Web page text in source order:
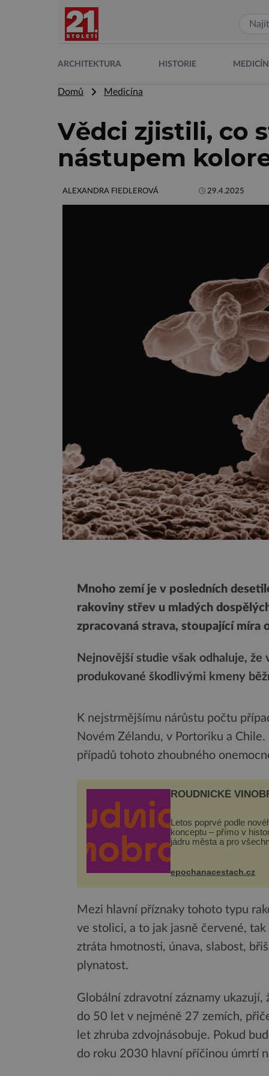
ARCHITEKTURA HISTORIE
Domů Medicína
Vědci zjistili, co
nástupem
ALEXANDRA FIEDLEROVÁ 29.4.2025
Mnoho zemí je v posledních
rakoviny střev u mladých
zpracovaná strava, stoupající míra
Nejnovější studie však odhaluje,
produkované škodlivými kmeny
K nejstrmějšímu nárůstu počtu
Novém Zélandu, v Portoriku a
případů tohoto zhoubného
ROUDNICKÉ
Letos poprvé podle
konceptu – přímo v
jádru města a pro
Husově náměstí.
se mohou těšit na víno,
pes...
epochanacestach.cz
Mezi hlavní příznaky tohoto typu
ve stolici, a to jak jasně červené,
ztráta hmotnosti, únava, slabost,
plynatost.
Globální zdravotní záznamy
do 50 let v nejméně 27 zemích,
let zhruba zdvojnásobuje. Pokud
do roku 2030 hlavní příčinou úmrtí